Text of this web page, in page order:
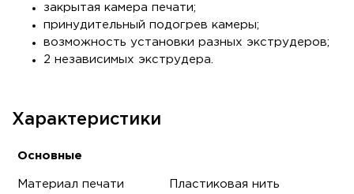
закрытая камера печати;
принудительный подогрев камеры;
возможность установки разных экструдеров;
2 независимых экструдера.
Характеристики
Основные
Материал печати Пластиковая нить